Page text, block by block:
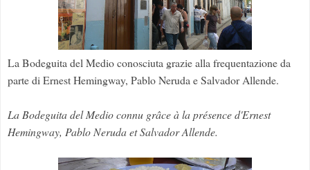
La Bodeguita del Medio conosciuta grazie alla frequentazione da
parte di Ernest Hemingway, Pablo Neruda e Salvador Allende.
La Bodeguita del Medio connu grâce à la présence d'Ernest
Hemingway, Pablo Neruda et Salvador Allende.